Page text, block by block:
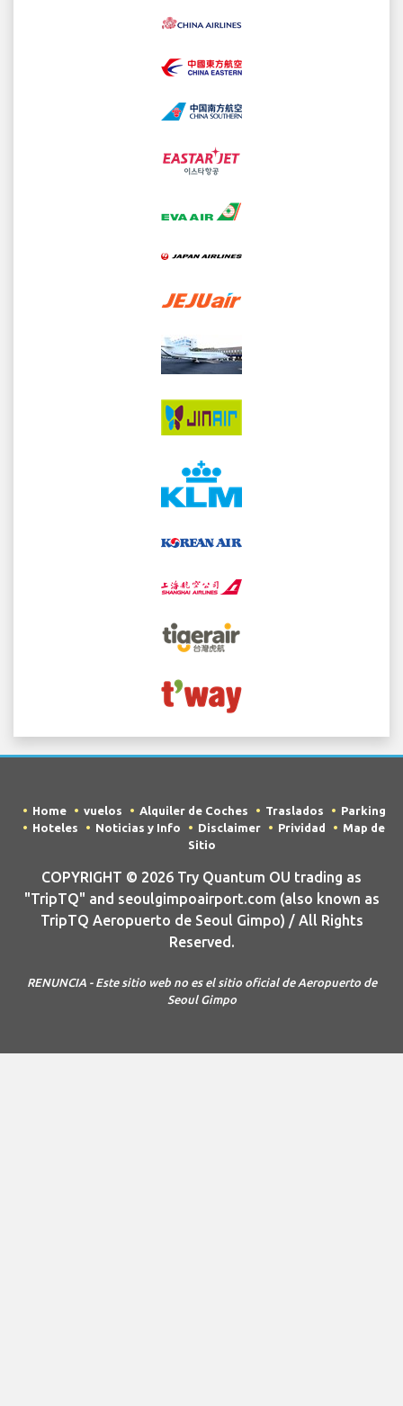
Home vuelos Alquiler de Coches Traslados
Parking
Hoteles
Noticias y Info Disclaimer Prividad
Map de
Sitio
COPYRIGHT © 2026 Try Quantum OU trading as
"TripTQ" and seoulgimpoairport.com (also known as
TripTQ Aeropuerto de Seoul Gimpo) / All Rights
Reserved.
RENUNCIA - Este sitio web no es el sitio oficial de Aeropuerto de
Seoul Gimpo